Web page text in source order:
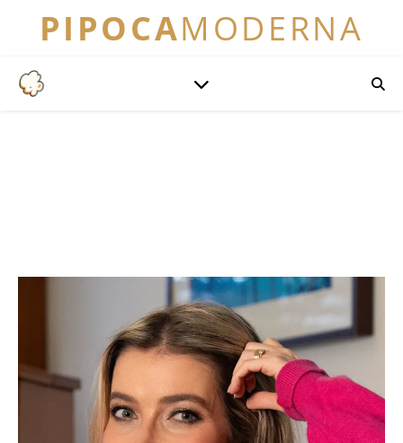
PIPOCAMODERNA